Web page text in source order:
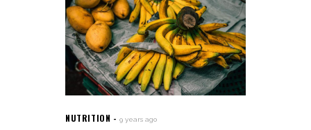
NUTRITION 9 years ago